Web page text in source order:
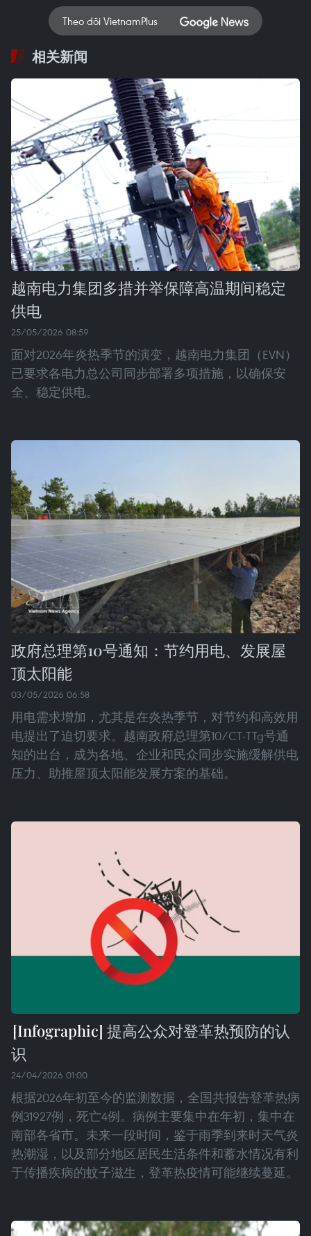
Theo dõi VietnamPlus
相关新闻
越南电力集团多措并举保障高温期间稳定
供电
25/05/2026 08:59
面对2026年炎热季节的演变，越南电力集团（EVN）
已要求各电力总公司同步部署多项措施，以确保安
全、稳定供电。
政府总理第10号通知：节约用电、发展屋
顶太阳能
03/05/2026 06:58
用电需求增加，尤其是在炎热季节，对节约和高效用
电提出了迫切要求。越南政府总理第10/CT-TTg号通
知的出台，成为各地、企业和民众同步实施缓解供电
压力、助推屋顶太阳能发展方案的基础。
提高公众对登革热预防的认
识
24/04/2026 01:00
根据2026年初至今的监测数据，全国共报告登革热病
例31927例，死亡4例。病例主要集中在年初，集中在
南部各省市。未来一段时间，鉴于雨季到来时天气炎
热潮湿，以及部分地区居民生活条件和蓄水情况有利
于传播疾病的蚊子滋生，登革热疫情可能继续蔓延。